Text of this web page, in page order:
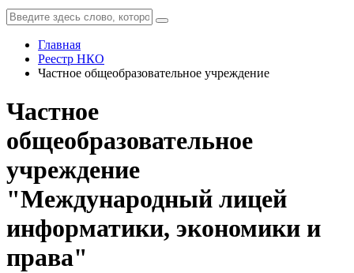
Главная
Реестр НКО
Частное общеобразовательное учреждение
Частное
общеобразовательное
учреждение
"Международный лицей
информатики, экономики и
права"